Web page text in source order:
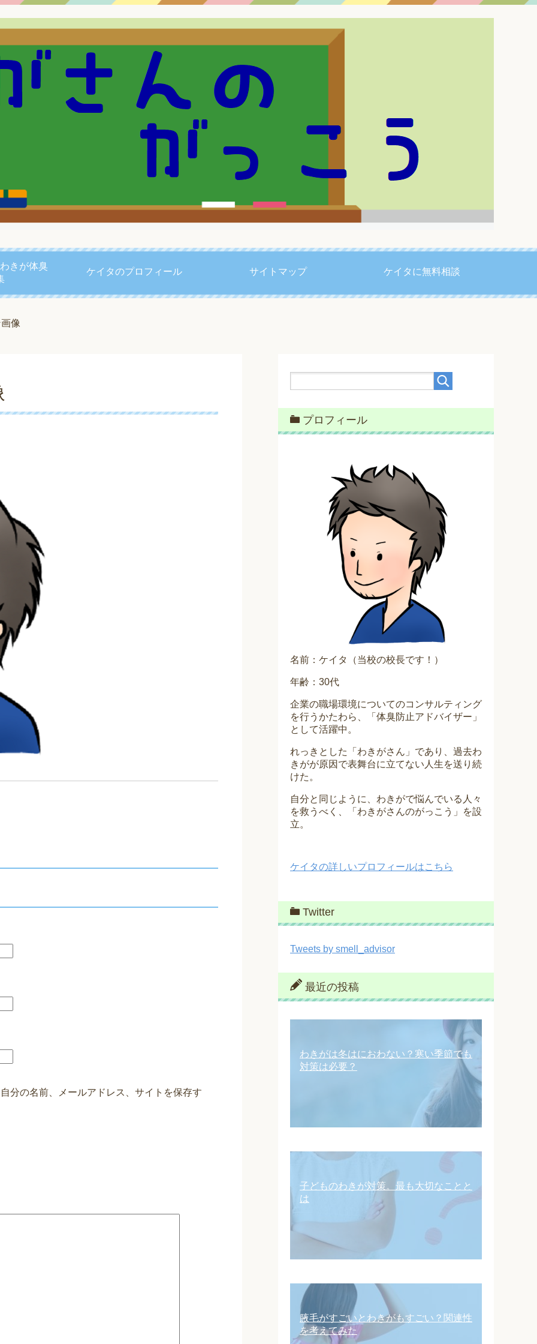
きが体臭
ケイタのプロフィール サイトマップ ケイタに無料相談
像
分の名前、メールアドレス、サイトを保存す
プロフィール
名前：ケイタ（当校の校長です！）
年齢：30代
企業の職場環境についてのコンサルティング
を行うかたわら、「体臭防止アドバイザー」
として活躍中。
れっきとした「わきがさん」であり、過去わ
きがが原因で表舞台に立てない人生を送り続
けた。
自分と同じように、わきがで悩んでいる人々
を救うべく、「わきがさんのがっこう」を設
立。
ケイタの詳しいプロフィールはこちら
Twitter
Tweets by smell_advisor
最近の投稿
わきがは冬はにおわない？寒い季節でも
対策は必要？
子どものわきが対策。最も大切なことと
は
腋毛がすごいとわきがもすごい？関連性
を考えてみた